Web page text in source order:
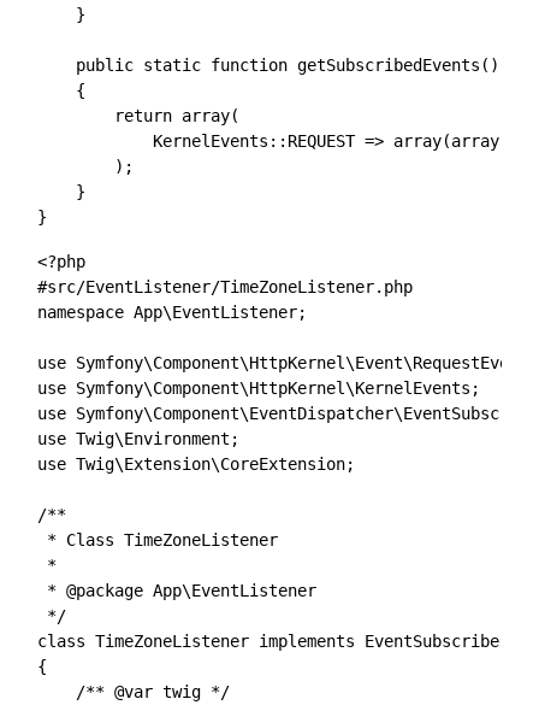
    }
    public static function getSubscribedEvents()
    {
        return array(
KernelEvents::REQUEST =>
        );
    }
<?php
#src/EventListener/TimeZoneListener.php
namespace App\EventListener;
use Symfony\Component\HttpKernel\Event\RequestEvent;
use Symfony\Component\HttpKernel\KernelEvents;
use
use Twig\Environment;
use Twig\Extension\CoreExtension;
/**
* Class TimeZoneListener
*
* @package App\EventListener
*/
class TimeZoneListener implements
{
    /** @var twig */